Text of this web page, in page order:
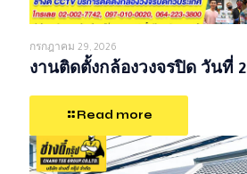
กรกฎาคม 29, 2026
งานติดตั้งกล้องวงจรปิด วันที่
Read more